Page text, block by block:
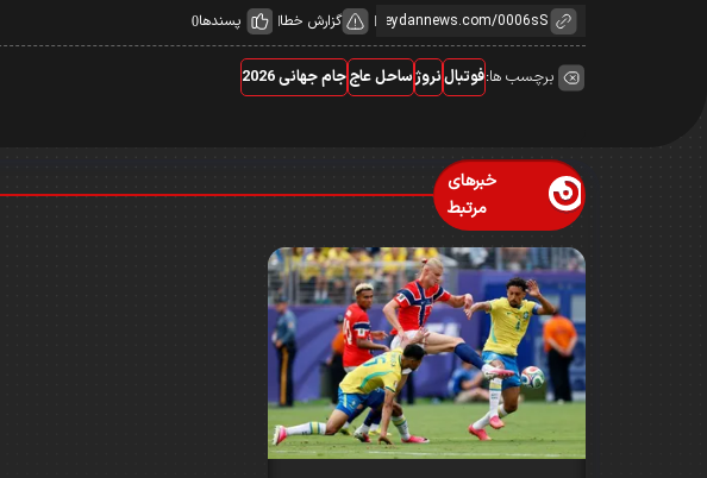
گزارش خطا پسندها0
برچسب ها:فوتبالنروژساحل عاججام جهانی 2026
خبرهای
مرتبط